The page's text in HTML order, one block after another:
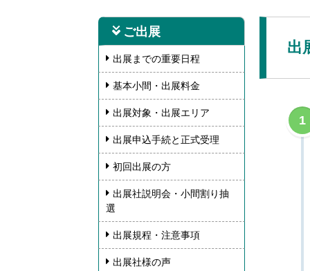
ご出展
出展までの重要日程
基本小間・出展料金
出展対象・出展エリア
出展申込手続と正式受理
初回出展の方
出展社説明会・小間割り抽
選
出展規程・注意事項
出展社様の声
出
1